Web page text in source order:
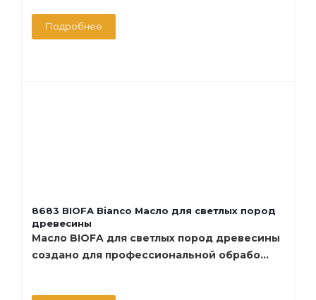
Подробнее
8683 BIOFA Bianco Масло для светлых пород
древесины
Масло BIOFA для светлых пород древесины
создано для профессиональной обрабо...